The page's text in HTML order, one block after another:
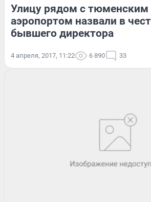
Улицу рядом с тюменским
аэропортом назвали в
бывшего директора
4 апреля, 2017, 11:22 6 890 33